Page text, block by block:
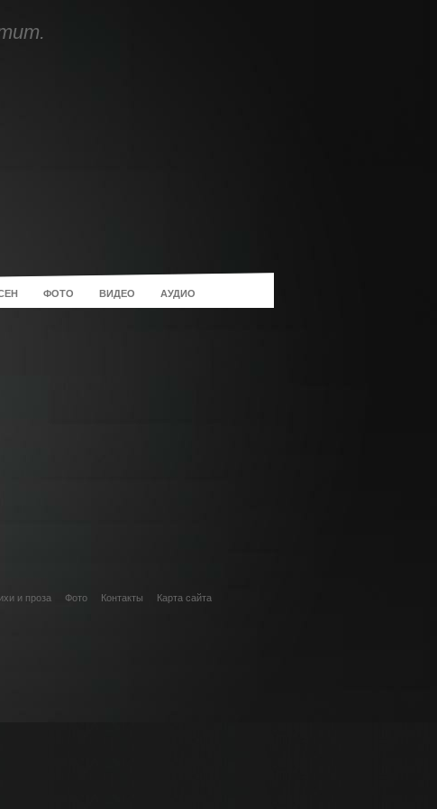
ФОТО ВИДЕО АУДИО
и проза Фото Контакты Карта сайта